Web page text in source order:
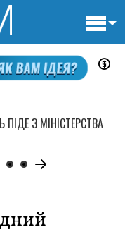
З МІНІСТЕРСТВА